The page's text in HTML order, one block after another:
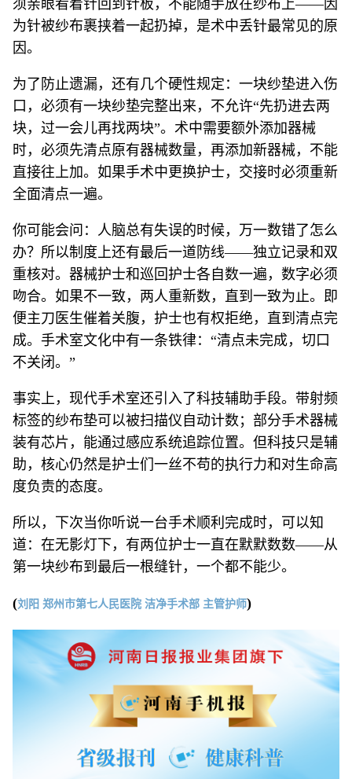
须亲眼看着针回到针板，不能随手放在纱布上——因
为针被纱布裹挟着一起扔掉，是术中丢针最常见的原
因。
为了防止遗漏，还有几个硬性规定：一块纱垫进入伤
口，必须有一块纱垫完整出来，不允许“先扔进去两
块，过一会儿再找两块”。术中需要额外添加器械
时，必须先清点原有器械数量，再添加新器械，不能
直接往上加。如果手术中更换护士，交接时必须重新
全面清点一遍。
你可能会问：人脑总有失误的时候，万一数错了怎么
办？所以制度上还有最后一道防线——独立记录和双
重核对。器械护士和巡回护士各自数一遍，数字必须
吻合。如果不一致，两人重新数，直到一致为止。即
便主刀医生催着关腹，护士也有权拒绝，直到清点完
成。手术室文化中有一条铁律：“清点未完成，切口
不关闭。”
事实上，现代手术室还引入了科技辅助手段。带射频
标签的纱布垫可以被扫描仪自动计数；部分手术器械
装有芯片，能通过感应系统追踪位置。但科技只是辅
助，核心仍然是护士们一丝不苟的执行力和对生命高
度负责的态度。
所以，下次当你听说一台手术顺利完成时，可以知
道：在无影灯下，有两位护士一直在默默数数——从
第一块纱布到最后一根缝针，一个都不能少。
(刘阳 郑州市第七人民医院 洁净手术部 主管护师)